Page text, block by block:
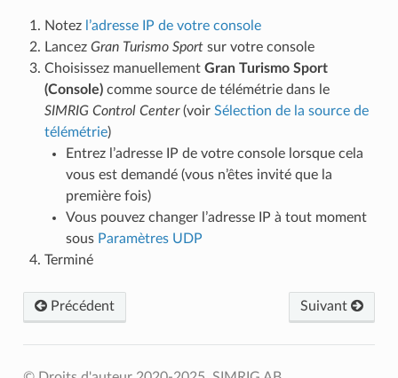
Notez l’adresse IP de votre console
Lancez Gran Turismo Sportsur votre console
Choisissez manuellement Gran Turismo Sport
(Console)comme source de télémétrie dans le
SIMRIG Control Center(voir Sélection de la source de
télémétrie)
Entrez l’adresse IP de votre console lorsque cela
vous est demandé (vous n’êtes invité que la
première fois)
Vous pouvez changer l’adresse IP à tout moment
sous Paramètres UDP
Terminé
Précédent Suivant